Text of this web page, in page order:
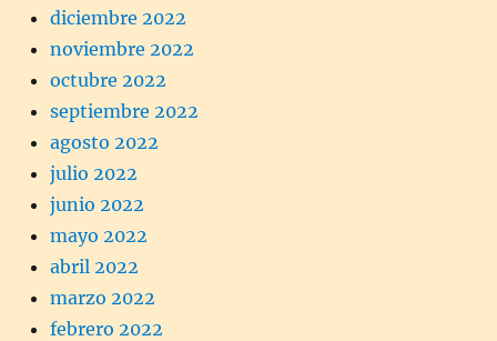
diciembre 2022
noviembre 2022
octubre 2022
septiembre 2022
agosto 2022
julio 2022
junio 2022
mayo 2022
abril 2022
marzo 2022
febrero 2022